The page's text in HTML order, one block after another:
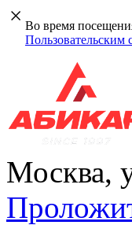
Во время
Пользовательским
Москва,